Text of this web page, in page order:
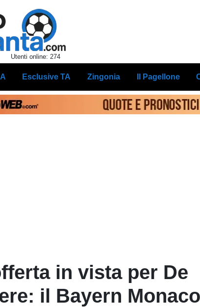
Utenti online: 274
Esclusive TA Zingonia Il Pagellone
in vista per De
il Bayern